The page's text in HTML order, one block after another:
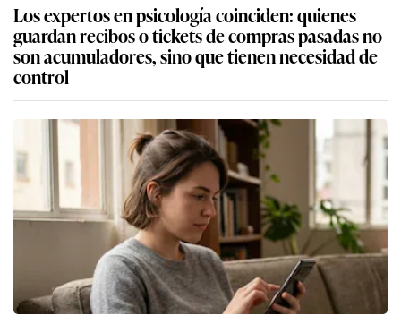
Los expertos en psicología coinciden: quienes
guardan recibos o tickets de compras pasadas no
son acumuladores, sino que tienen necesidad de
control